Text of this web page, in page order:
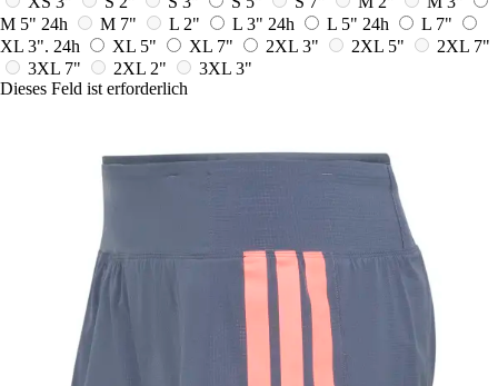
M 5" 24h M 7" L 2" L 3" 24h L 5" 24h
L 7"
XL 3". 24h XL 5" XL 7" 2XL 3" 2XL 5"
2XL 7"
3XL 7"
2XL 2"
3XL 3"
Dieses Feld ist erforderlich